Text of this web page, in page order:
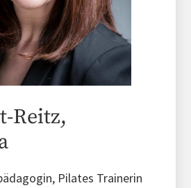
Reitz,
Pilates Trainerin